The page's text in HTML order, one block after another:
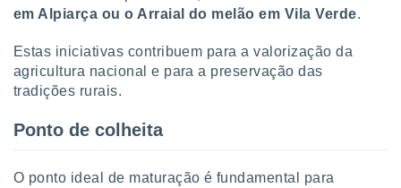
em Alpiarça ou o Arraial do melão em Vila Verde.
Estas iniciativas contribuem para a valorização da
agricultura nacional e para a preservação das
tradições rurais.
Ponto de colheita
O ponto ideal de maturação é fundamental para